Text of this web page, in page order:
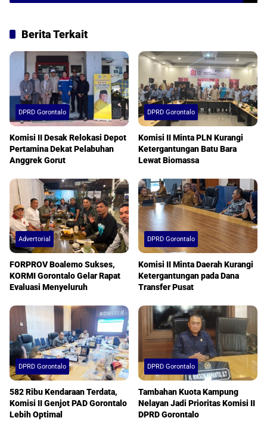
Berita Terkait
DPRD Gorontalo
Komisi II Desak Relokasi Depot
Pertamina Dekat Pelabuhan
Anggrek Gorut
DPRD Gorontalo
Komisi II Minta PLN Kurangi
Ketergantungan Batu Bara
Lewat Biomassa
Advertorial
FORPROV Boalemo Sukses,
KORMI Gorontalo Gelar Rapat
Evaluasi Menyeluruh
DPRD Gorontalo
Komisi II Minta Daerah Kurangi
Ketergantungan pada Dana
Transfer Pusat
DPRD Gorontalo
582 Ribu Kendaraan Terdata,
Komisi II Genjot PAD Gorontalo
Lebih Optimal
DPRD Gorontalo
Tambahan Kuota Kampung
Nelayan Jadi Prioritas Komisi II
DPRD Gorontalo